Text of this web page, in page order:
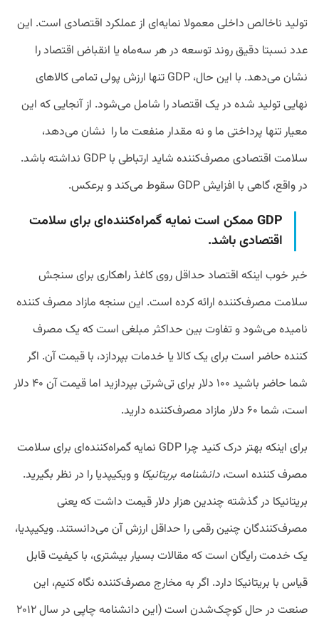
تولید ناخالص داخلی معمولا نمایه‌ای از عملکرد اقتصادی است. این
عدد نسبتا دقیق روند توسعه در هر سه‌ماه یا انقباض اقتصاد را
نشان می‌دهد. با این حال، GDP تنها ارزش پولی تمامی کالاهای
نهایی تولید شده در یک اقتصاد را شامل می‌شود. از آنجایی که این
معیار تنها پرداختی ما و نه مقدار منفعت ما را نشان می‌‌دهد،
سلامت اقتصادی مصرف‌کننده شاید ارتباطی با GDP نداشته باشد.
در واقع، گاهی با افزایش GDP سقوط می‌کند و برعکس.
GDP ممکن است نمایه‌ گمراه‌کننده‌ای برای سلامت
اقتصادی باشد.
خبر خوب اینکه اقتصاد حداقل روی کاغذ راهکاری برای سنجش
سلامت مصرف‌کننده ارائه کرده است. این سنجه مازاد مصرف کننده
نامیده می‌شود و تفاوت بین حداکثر مبلغی است که یک مصرف
کننده حاضر است برای یک کالا یا خدمات بپردازد، با قیمت آن. اگر
شما حاضر باشید ۱۰۰ دلار برای تی‌شرتی بپردازید اما قیمت آن ۴۰ دلار
است، شما ۶۰ دلار مازاد مصرف‌کننده دارید.
برای اینکه بهتر درک کنید چرا GDP نمایه گمراه‌کننده‌ای برای سلامت
مصرف کننده است، دانشنامه بریتانیکا و ویکیپدیا را در نظر بگیرید.
بریتانیکا در گذشته چندین هزار دلار قیمت داشت که یعنی
مصرف‌کنندگان چنین رقمی را حداقل ارزش آن می‌دانستند. ویکیپدیا،
یک خدمت رایگان است که مقالات بسیار بیشتری، با کیفیت قابل
قیاس با بریتانیکا دارد. اگر به مخارج مصرف‌کننده نگاه کنیم، این
صنعت در حال کوچک‌شدن است (این دانشنامه چاپی در سال ۲۰۱۲